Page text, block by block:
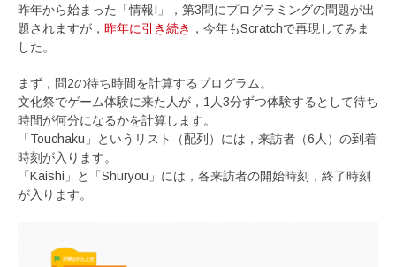
昨年から始まった「情報I」，第3問にプログラミングの問題が出
題されますが， 昨年に引き続き ，今年もScratchで再現してみま
した。
まず，問2の待ち時間を計算するプログラム。
文化祭でゲーム体験に来た人が，1人3分ずつ体験するとして待ち
時間が何分になるかを計算します。
「Touchaku」というリスト（配列）には，来訪者（6人）の到着
時刻が入ります。
「Kaishi」と「Shuryou」には，各来訪者の開始時刻，終了時刻
が入ります。